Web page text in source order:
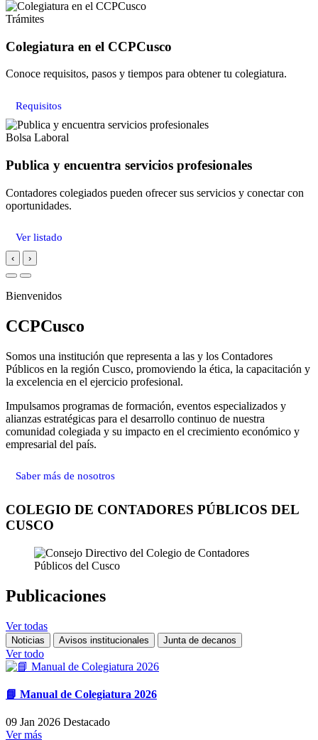
Trámites
Colegiatura en el CCPCusco
Conoce requisitos, pasos y tiempos para obtener tu colegiatura.
Requisitos
Bolsa Laboral
Publica y encuentra servicios profesionales
Contadores colegiados pueden ofrecer sus servicios y conectar con
oportunidades.
Ver listado
‹ ›
Bienvenidos
CCPCusco
Somos una institución que representa a las y los Contadores
Públicos en la región Cusco, promoviendo la ética, la capacitación y
la excelencia en el ejercicio profesional.
Impulsamos programas de formación, eventos especializados y
alianzas estratégicas para el desarrollo continuo de nuestra
comunidad colegiada y su impacto en el crecimiento económico y
empresarial del país.
Saber más de nosotros
COLEGIO DE CONTADORES PÚBLICOS DEL
CUSCO
Publicaciones
Ver todas
Noticias Avisos institucionales Junta de decanos
Ver todo
📘 Manual de Colegiatura 2026
09 Jan 2026 Destacado
Ver más